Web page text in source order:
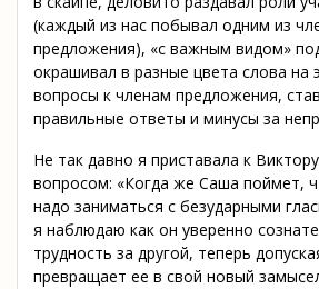
(каждый из нас побывал одним из
предложения), «с важным видом»
окрашивал в разные цвета слова на
вопросы к членам предложения,
правильные ответы и минусы за
Не так давно я приставала к
вопросом: «Когда же Саша поймет,
надо заниматься с безударными
я наблюдаю как он уверенно
трудность за другой, теперь
превращает ее в свой новый